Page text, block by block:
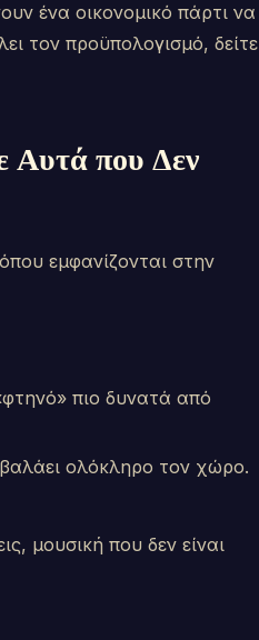
ένα οικονομικό πάρτι να
τον προϋπολογισμό, δείτε
Αυτά που Δεν
εμφανίζονται στην
πιο δυνατά από
ολόκληρο τον χώρο.
μουσική που δεν είναι